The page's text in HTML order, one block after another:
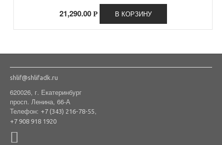
21,290.00 Р В КОРЗИНУ
shlif@shlifadk.ru
620026, г. Екатеринбург
просп. Ленина, 66-А
Телефон: +7 (343) 216-78-55,
+7 908 918 1920